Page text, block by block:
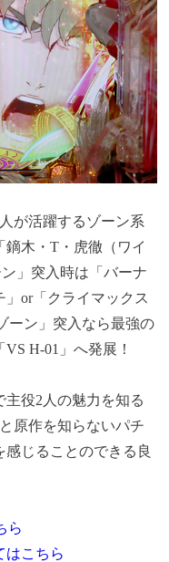
が活躍するゾーン系
木・T・虎徹（ワイ
」突入時は「バーナ
」or「クライマックス
ーン」突入なら最強の
H-01」へ発展！
役2人の魅力を知る
原作を知らないパチ
じることのできる良
ら
はこちら